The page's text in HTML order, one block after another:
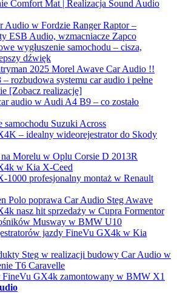
Comfort Mat | Realizacja Sound Audio
Audio w Fordzie Ranger Raptor –
ESB Audio, wzmacniacze Zapco
wygłuszenie samochodu – cisza,
dźwięk
2025 Morel Awave Car Audio !!
rozbudowa systemu car audio i pełne
[Zobacz realizację]
audio w Audi A4 B9 – co zostało
samochodu Suzuki Across
– idealny wideorejestrator do Skody
Morelu w Oplu Corsie D 2013R
w Kia X-Ceed
1000 profesjonalny montaż w Renault
Polo poprawa Car Audio Steg Awave
nasz hit sprzedaży w Cupra Formentor
Musway w BMW U10
jazdy FineVu GX4k w Kia
Steg w realizacji budowy Car Audio w
T6 Caravelle
FineVu GX4k zamontowany w BMW X1